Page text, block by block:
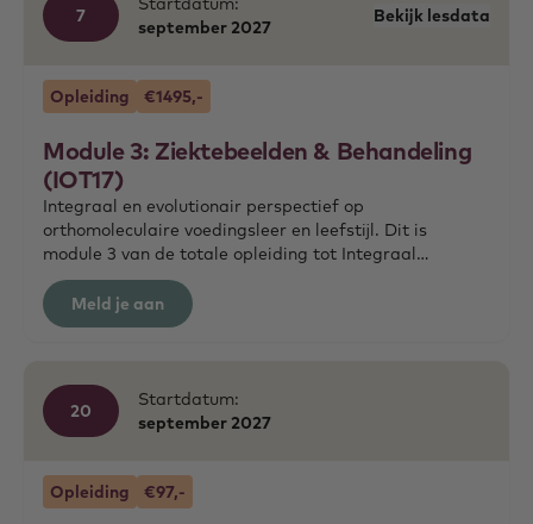
7
september 2027
Bekijk lesdata
Opleiding €1495,-
Module 3: Ziektebeelden & Behandeling
(IOT17)
Integraal en evolutionair perspectief op
orthomoleculaire voedingsleer en leefstijl. Dit is
module 3 van de totale opleiding tot Integraal
Orthomoleculair Therapeut.
Meld je aan
20
Startdatum:
september 2027
Opleiding €97,-